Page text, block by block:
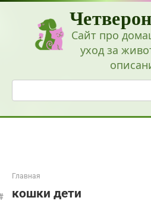
Перейти
Сайт про
уход за
Поиск:
Главная
кошки дети